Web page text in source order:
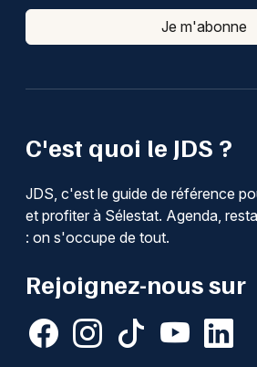
C'est quoi le JDS ?
JDS, c'est le guide de référence
et profiter à Sélestat. Agenda,
: on s'occupe de tout.
Rejoignez-nous sur
Je m'abonne